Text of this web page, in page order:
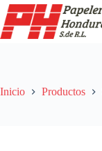
Saltar
al
contenido
Inicio Productos